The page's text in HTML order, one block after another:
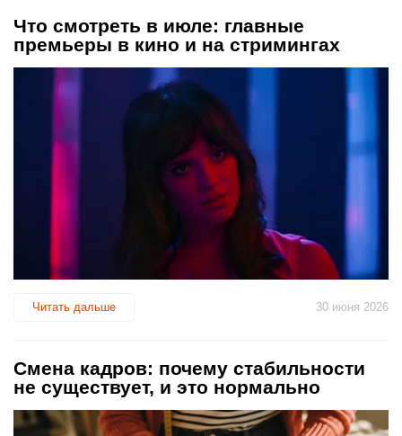
Что смотреть в июле: главные
премьеры в кино и на стримингах
Читать дальше 30 июня 2026
Смена кадров: почему стабильности
не существует, и это нормально